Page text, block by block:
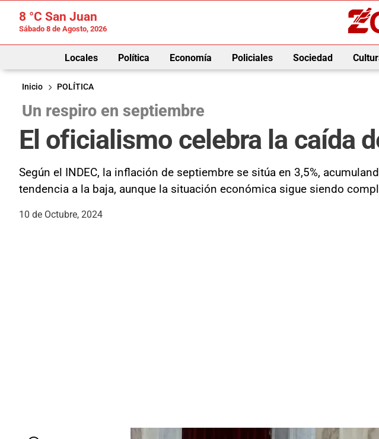
8 °C San Juan
Sábado 8 de Agosto, 2026
Locales Política Economía Policiales Sociedad
Inicio
POLÍTICA
Un respiro en septiembre
El oficialismo celebra la caída
Según el INDEC, la inflación de septiembre se sitúa en 3,5%,
tendencia a la baja, aunque la situación económica sigue siendo
10 de Octubre, 2024